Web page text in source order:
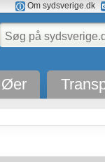
Om sydsverige.dk
Øer